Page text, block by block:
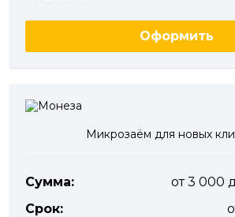
Оформить
Микрозаём для новых
Сумма:
от 3 000
Срок: